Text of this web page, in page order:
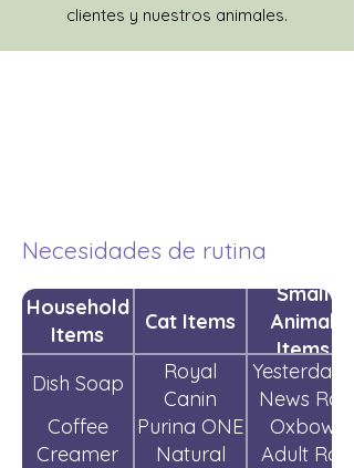
clientes y nuestros animales.
Necesidades de rutina
Household
Items
Cat Items
Small
Animal
Items
Dish Soap
Royal
Canin
Select
Protein PD
Yesterday's
News Rat
Litter
Coffee
Creamer
Purina ONE
Natural
Oxbow
Adult Rat